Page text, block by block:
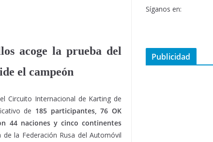
acoge la prueba del
el campeón
Circuito Internacional de Karting de
de 185 participantes, 76 OK
44 naciones y cinco continentes
la Federación Rusa del Automóvil
Síganos en:
Publicidad